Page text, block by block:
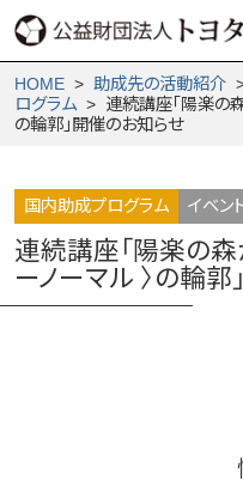
HOME> 助成先の活動紹介
ログラム> 連続講座「陽楽の森
の輪郭」開催のお知らせ
国内助成プログラム イベン
連続講座「陽楽の森
ーノーマル 〉の輪